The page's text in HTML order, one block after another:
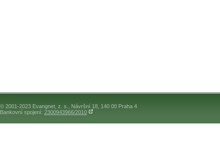
© 2001-2023 Evangnet, z. s., Návršní 18, 140 00 Praha 4
Bankovní spojení: 2300943966/2010